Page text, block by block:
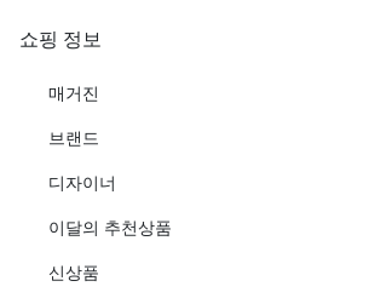
쇼핑 정보
매거진
브랜드
디자이너
이달의 추천상품
신상품